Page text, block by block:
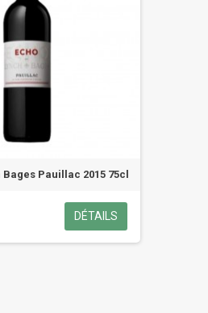
Bages Pauillac 2015 75cl
DÉTAILS